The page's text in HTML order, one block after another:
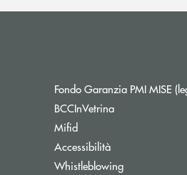
Fondo Garanzia PMI MISE
BCCInVetrina
Mifid
Accessibilità
Whistleblowing